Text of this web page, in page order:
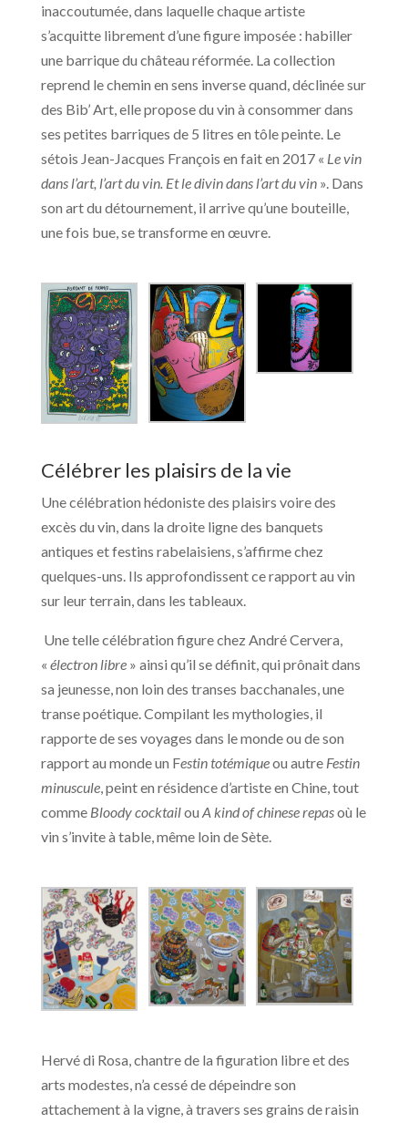
inaccoutumée, dans laquelle chaque artiste
s’acquitte librement d’une figure imposée : habiller
une barrique du château réformée. La collection
reprend le chemin en sens inverse quand, déclinée sur
des Bib’ Art, elle propose du vin à consommer dans
ses petites barriques de 5 litres en tôle peinte. Le
sétois Jean-Jacques François en fait en 2017 « Le vin
dans l’art, l’art du vin. Et le divin dans l’art du vin». Dans
son art du détournement, il arrive qu’une bouteille,
une fois bue, se transforme en œuvre.
Célébrer les plaisirs de la vie
Une célébration hédoniste des plaisirs voire des
excès du vin, dans la droite ligne des banquets
antiques et festins rabelaisiens, s’affirme chez
quelques-uns. Ils approfondissent ce rapport au vin
sur leur terrain, dans les tableaux.
Une telle célébration figure chez André Cervera,
« électron libre » ainsi qu’il se définit, qui prônait dans
sa jeunesse, non loin des transes bacchanales, une
transe poétique. Compilant les mythologies, il
rapporte de ses voyages dans le monde ou de son
rapport au monde un Festin totémiqueou autre Festin
minuscule, peint en résidence d’artiste en Chine, tout
comme Bloody cocktailou A kind of chinese repasoù le
vin s’invite à table, même loin de Sète.
Hervé di Rosa, chantre de la figuration libre et des
arts modestes, n’a cessé de dépeindre son
attachement à la vigne, à travers ses grains de raisin